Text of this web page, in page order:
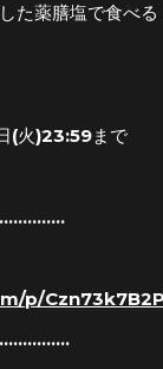
薬膳塩で食べ
(火)23:59まで
p/